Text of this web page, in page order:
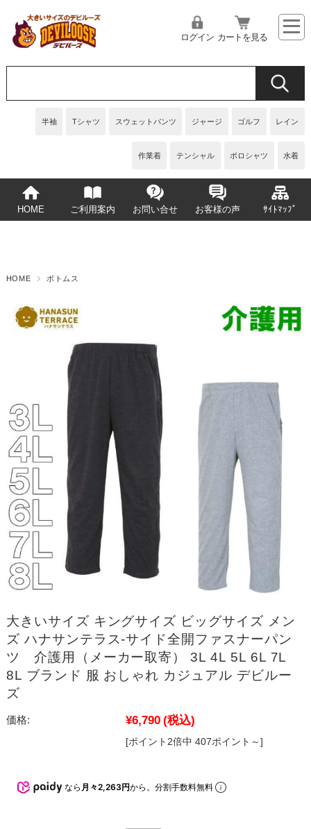
半袖 Tシャツ スウェットパンツ ジャージ ゴルフ レイン
作業着 テンシャル ポロシャツ 水着
ログイン カートを見る
HOME ご利用案内 お問い合せ お客様の声 ｻｲﾄﾏｯﾌﾟ
HOME ボトムス
大きいサイズ キングサイズ ビッグサイズ メン
ズ ハナサンテラス-サイド全開ファスナーパン
ツ 介護用（メーカー取寄） 3L 4L 5L 6L 7L
8L ブランド 服 おしゃれ カジュアル デビルー
ズ
価格: ¥6,790 (税込)
[ポイント2倍中 407ポイント～]
なら 月々2,263円から。分割手数料無料